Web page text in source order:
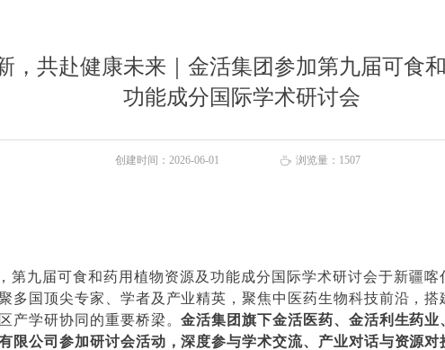
，共赴健康未来｜金活集团参加第九届可食
功能成分国际学术研讨会
第九届可食和药用植物资源及功能成分国际学术研讨会于新疆喀
多国顶尖专家、学者及产业精英，聚焦中医药生物科技前沿，搭
产学研协同的重要桥梁。金活集团旗下金活医药、金活利生药业
限公司参加研讨会活动，深度参与学术交流、产业对话与资源对
ꄘ 浏览量： 1507
创建时间： 2026-06-01